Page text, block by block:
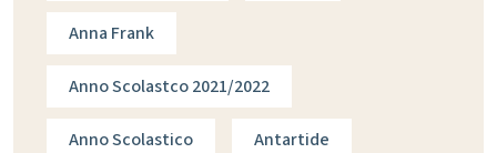
Anna Frank
Anno Scolastco 2021/2022
Anno Scolastico Antartide